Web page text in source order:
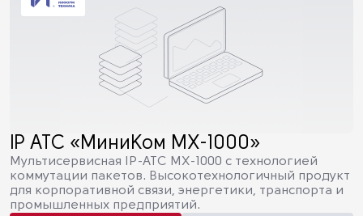
IP АТС «МиниКом МХ-1000»
Мультисервисная IP-АТС МХ-1000 с технологией
коммутации пакетов. Высокотехнологичный продукт
для корпоративной связи, энергетики, транспорта и
промышленных предприятий.